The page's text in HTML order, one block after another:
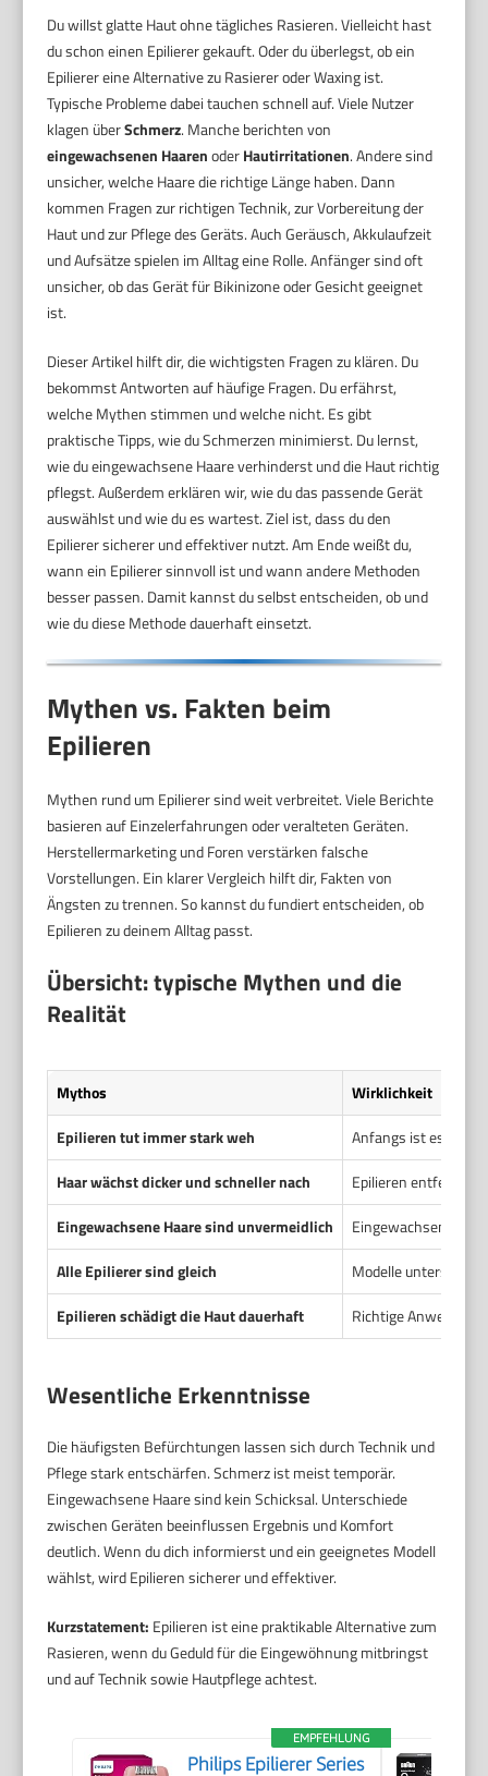
Du willst glatte Haut ohne tägliches Rasieren. Vielleicht hast
du schon einen Epilierer gekauft. Oder du überlegst, ob ein
Epilierer eine Alternative zu Rasierer oder Waxing ist.
Typische Probleme dabei tauchen schnell auf. Viele Nutzer
klagen überSchmerz. Manche berichten von
eingewachsenen HaarenoderHautirritationen. Andere sind
unsicher, welche Haare die richtige Länge haben. Dann
kommen Fragen zur richtigen Technik, zur Vorbereitung der
Haut und zur Pflege des Geräts. Auch Geräusch, Akkulaufzeit
und Aufsätze spielen im Alltag eine Rolle. Anfänger sind oft
unsicher, ob das Gerät für Bikinizone oder Gesicht geeignet
ist.
Dieser Artikel hilft dir, die wichtigsten Fragen zu klären. Du
bekommst Antworten auf häufige Fragen. Du erfährst,
welche Mythen stimmen und welche nicht. Es gibt
praktische Tipps, wie du Schmerzen minimierst. Du lernst,
wie du eingewachsene Haare verhinderst und die Haut richtig
pflegst. Außerdem erklären wir, wie du das passende Gerät
auswählst und wie du es wartest. Ziel ist, dass du den
Epilierer sicherer und effektiver nutzt. Am Ende weißt du,
wann ein Epilierer sinnvoll ist und wann andere Methoden
besser passen. Damit kannst du selbst entscheiden, ob und
wie du diese Methode dauerhaft einsetzt.
Mythen vs. Fakten beim
Epilieren
Mythen rund um Epilierer sind weit verbreitet. Viele Berichte
basieren auf Einzelerfahrungen oder veralteten Geräten.
Herstellermarketing und Foren verstärken falsche
Vorstellungen. Ein klarer Vergleich hilft dir, Fakten von
Ängsten zu trennen. So kannst du fundiert entscheiden, ob
Epilieren zu deinem Alltag passt.
Übersicht: typische Mythen und die
Realität
Mythos
Wirklichkeit
Epilieren tut immer stark weh
Anfangs ist es
Haar wächst dicker und schneller nach
Epilieren entfernt
Eingewachsene Haare sind unvermeidlich
Eingewachsene
Alle Epilierer sind gleich
Modelle
Epilieren schädigt die Haut dauerhaft
Richtige
Wesentliche Erkenntnisse
Die häufigsten Befürchtungen lassen sich durch Technik und
Pflege stark entschärfen. Schmerz ist meist temporär.
Eingewachsene Haare sind kein Schicksal. Unterschiede
zwischen Geräten beeinflussen Ergebnis und Komfort
deutlich. Wenn du dich informierst und ein geeignetes Modell
wählst, wird Epilieren sicherer und effektiver.
Kurzstatement: Epilieren ist eine praktikable Alternative zum
Rasieren, wenn du Geduld für die Eingewöhnung mitbringst
und auf Technik sowie Hautpflege achtest.
EMPFEHLUNG
Philips Epilierer Series